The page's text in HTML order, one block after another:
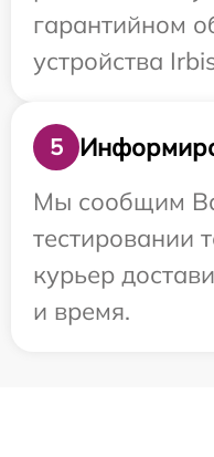
гарантийном
устройства
5
Мы сообщим
тестировании
курьер
и время.